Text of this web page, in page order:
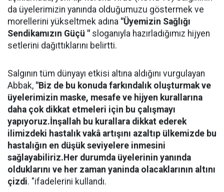
da üyelerimizin yanında olduğumuzu göstermek ve
morellerini yükseltmek adına "Üyemizin Sağlığı
Sendikamızın Güçü " sloganıyla hazırladığımız hijyen
setlerini dağıttıklarını belirtti.
Salgının tüm dünyayı etkisi altına aldığını vurgulayan
Abbak, "Biz de bu konuda farkındalık oluşturmak ve
üyelerimizin maske, mesafe ve hijyen kurallarına
daha çok dikkat etmeleri için bu çalışmayı
yapıyoruz.İnşallah bu kurallara dikkat ederek
ilimizdeki hastalık vakâ artışını azaltıp ülkemizde bu
hastalığın en düşük seviyelere inmesini
sağlayabiliriz.Her durumda üyelerinin yanında
olduklarını ve her zaman yaninda olacaklarının altını
çizdi. "ifadelerini kullandı.